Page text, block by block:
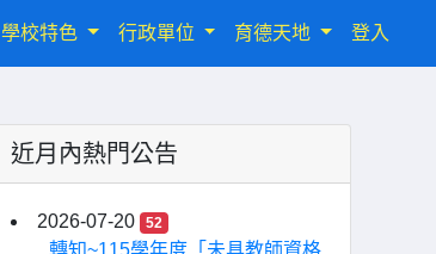
學校特色 行政單位 育德天地 登入
近月內熱門公告
2026-07-20 52
轉知~115學年度「未具教師資格